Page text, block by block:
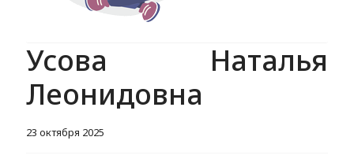
Усова Наталья
Леонидовна
23 октября 2025